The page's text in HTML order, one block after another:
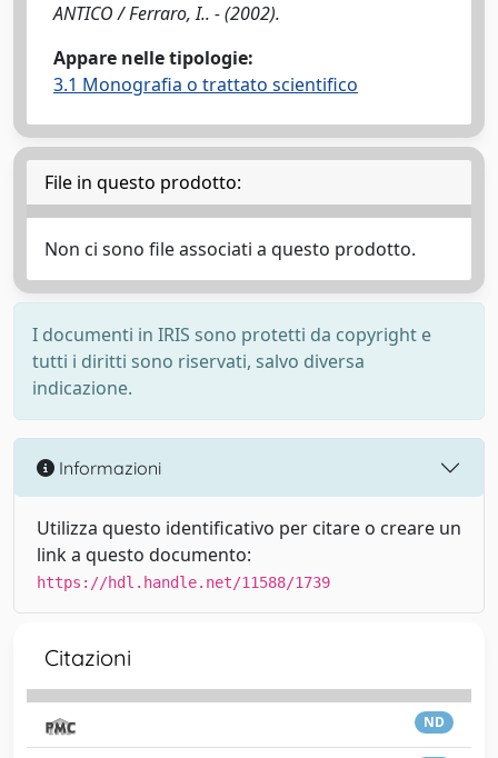
ANTICO / Ferraro, I.. - (2002).
Appare nelle tipologie:
3.1 Monografia o trattato scientifico
File in questo prodotto:
Non ci sono file associati a questo prodotto.
I documenti in IRIS sono protetti da copyright e
tutti i diritti sono riservati, salvo diversa
indicazione.
Informazioni
Utilizza questo identificativo per citare o creare un
link a questo documento:
https://hdl.handle.net/11588/1739
Citazioni
ND